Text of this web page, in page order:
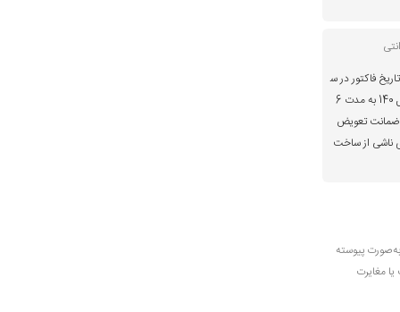
فاکتور در س
ایت موبایل 140 به مدت 6
تعویض
ناشی از ساخت
پیوسته
یا مغایرت